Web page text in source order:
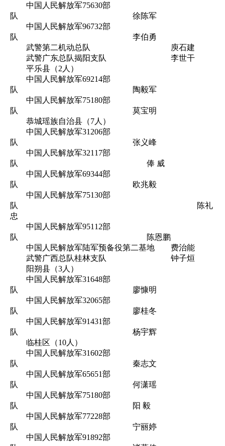
中国人民解放军75630部
队 徐陈军
中国人民解放军96732部
队 李伯勇
武警第二机动总队 庾石建
武警广东总队揭阳支队 李世干
平乐县（2人）
中国人民解放军69214部
队 陶毅军
中国人民解放军75180部
队 莫宝明
恭城瑶族自治县（7人）
中国人民解放军31206部
队 张义峰
中国人民解放军32117部
队 俸 威
中国人民解放军69344部
队 欧兆毅
中国人民解放军75130部
队 陈礼
忠
中国人民解放军95112部
队 陈恩鹏
中国人民解放军陆军预备役第二基地 费治能
武警广西总队桂林支队 钟子烜
阳朔县（3人）
中国人民解放军31648部
队 廖慷明
中国人民解放军32065部
队 廖桂冬
中国人民解放军91431部
队 杨宇辉
临桂区（10人）
中国人民解放军31602部
队 秦志文
中国人民解放军65651部
队 何潇瑶
中国人民解放军75180部
队 阳 毅
中国人民解放军77228部
队 宁丽婷
中国人民解放军91892部